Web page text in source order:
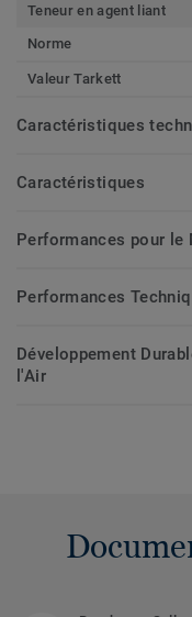
Teneur en agent liant
Norme
Valeur Tarkett
Caractéristiques
Caractéristiques
Performances pour le
Performances
Développement
l'Air